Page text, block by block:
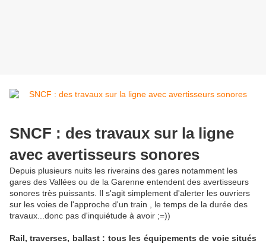
SNCF : des travaux sur la ligne
avec avertisseurs sonores
Depuis plusieurs nuits les riverains des gares notamment les
gares des Vallées ou de la Garenne entendent des avertisseurs
sonores très puissants. Il s'agit simplement d'alerter les ouvriers
sur les voies de l'approche d'un train , le temps de la durée des
travaux...donc pas d'inquiétude à avoir ;=))
Rail, traverses, ballast : tous les équipements de voie situés